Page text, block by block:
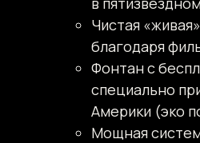
Чистая
благодаря
Фонтан с
специально
Америки (эко
Мощная